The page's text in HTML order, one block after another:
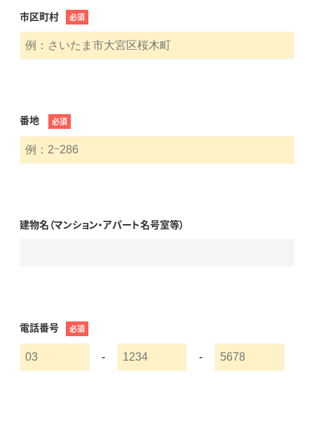
市区町村 必須
番地 必須
建物名（マンション・アパート名号室等）
電話番号 必須
- -